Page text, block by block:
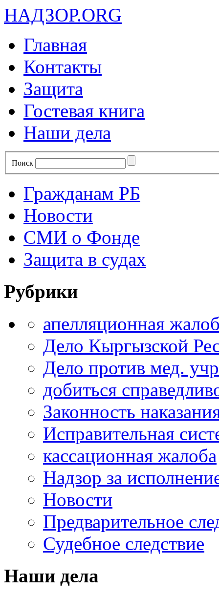
НАДЗОР.ORG
Главная
Контакты
Защита
Гостевая книга
Наши дела
Поиск
Гражданам РБ
Новости
СМИ о Фонде
Защита в судах
Рубрики
апелляционная
Дело Кыргызской
Дело против мед.
добиться
Законность
Исправительная
кассационная жалоба
Надзор за
Новости
Предварительное
Судебное следствие
Наши дела